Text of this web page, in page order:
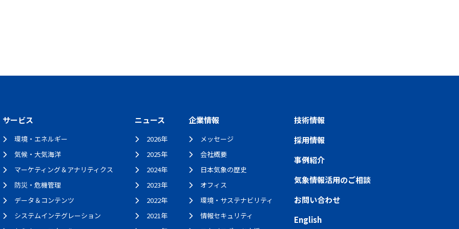
サービス
環境・エネルギー
気候・大気海洋
マーケティング＆アナリティクス
防災・危機管理
データ＆コンテンツ
システムインテグレーション
ニュース
2026年
2025年
2024年
2023年
2022年
2021年
企業情報
メッセージ
会社概要
日本気象の歴史
オフィス
環境・サステナビリティ
情報セキュリティ
技術情報
採用情報
事例紹介
気象情報活用のご相談
お問い合わせ
English